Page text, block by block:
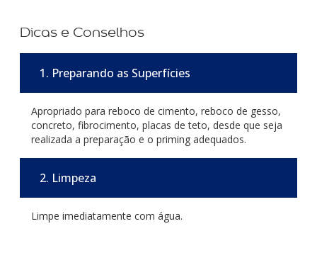
Dicas e Conselhos
1. Preparando as Superfícies
Apropriado para reboco de cimento, reboco de gesso,
concreto, fibrocimento, placas de teto, desde que seja
realizada a preparação e o priming adequados.
2. Limpeza
Limpe imediatamente com água.